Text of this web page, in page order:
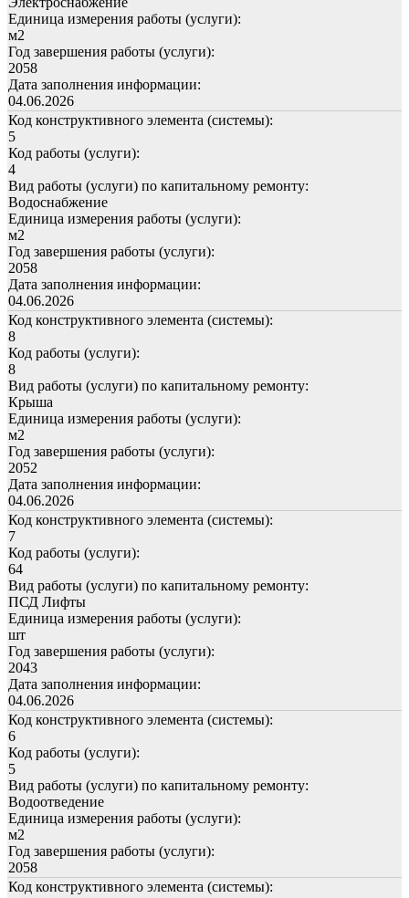
Единица измерения работы (услуги):
м2
Год завершения работы (услуги):
2058
Дата заполнения информации:
04.06.2026
Код конструктивного элемента (системы):
5
Код работы (услуги):
4
Вид работы (услуги) по капитальному ремонту:
Водоснабжение
Единица измерения работы (услуги):
м2
Год завершения работы (услуги):
2058
Дата заполнения информации:
04.06.2026
Код конструктивного элемента (системы):
8
Код работы (услуги):
8
Вид работы (услуги) по капитальному ремонту:
Крыша
Единица измерения работы (услуги):
м2
Год завершения работы (услуги):
2052
Дата заполнения информации:
04.06.2026
Код конструктивного элемента (системы):
7
Код работы (услуги):
64
Вид работы (услуги) по капитальному ремонту:
ПСД Лифты
Единица измерения работы (услуги):
шт
Год завершения работы (услуги):
2043
Дата заполнения информации:
04.06.2026
Код конструктивного элемента (системы):
6
Код работы (услуги):
5
Вид работы (услуги) по капитальному ремонту:
Водоотведение
Единица измерения работы (услуги):
м2
Год завершения работы (услуги):
2058
Код конструктивного элемента (системы):